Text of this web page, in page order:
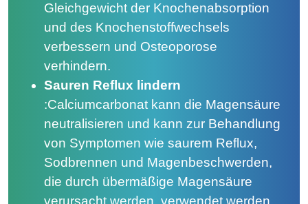
Gleichgewicht der Knochenabsorption
und des Knochenstoffwechsels
verbessern und Osteoporose
verhindern.
Sauren Reflux lindern
:Calciumcarbonat kann die Magensäure
neutralisieren und kann zur Behandlung
von Symptomen wie saurem Reflux,
Sodbrennen und Magenbeschwerden,
die durch übermäßige Magensäure
verursacht werden, verwendet werden.